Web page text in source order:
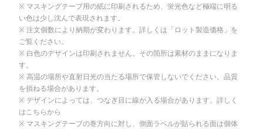
マスキングテープ用の紙に印刷されるため、蛍光色など極端に明る
い色は少し沈んで表現されます。
注文個数により納期が変わります。詳しくは「ロット製造価格」を
ご覧ください。
白色のデザインは印刷されません。その箇所は素材のままになりま
す。
高温の場所や直射日光の当たる場所で保管しないでください。品質
を損ねる場合があります。
デザインによっては、つなぎ目に線が入る場合があります。詳しく
はこちらから
マスキングテープの巻方向に対し、側面ラベルが貼られる面は個体